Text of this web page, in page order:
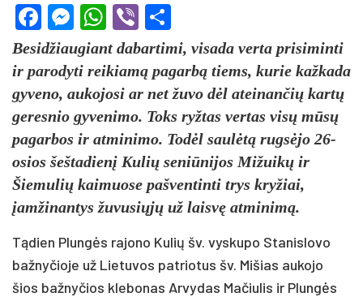
Facebook
Messenger
WhatsApp
Viber
Besidžiaugiant dabartimi, visada verta prisiminti
ir parodyti reikiamą pagarbą tiems, kurie kažkada
gyveno, aukojosi ar net žuvo dėl ateinančių kartų
geresnio gyvenimo. Toks ryžtas vertas visų mūsų
pagarbos ir atminimo. Todėl saulėtą rugsėjo 26-
osios šeštadienį Kulių seniūnijos Mižuikų ir
Šiemulių kaimuose pašventinti trys kryžiai,
įamžinantys žuvusiųjų už laisvę atminimą.
Tądien Plungės rajono Kulių šv. vyskupo Stanislovo
bažnyčioje už Lietuvos patriotus šv. Mišias aukojo
šios bažnyčios klebonas Arvydas Mačiulis ir Plungės